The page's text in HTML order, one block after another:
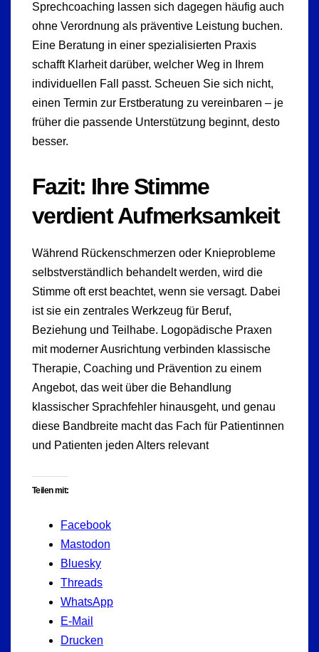
Sprechcoaching lassen sich dagegen häufig auch
ohne Verordnung als präventive Leistung buchen.
Eine Beratung in einer spezialisierten Praxis
schafft Klarheit darüber, welcher Weg in Ihrem
individuellen Fall passt. Scheuen Sie sich nicht,
einen Termin zur Erstberatung zu vereinbaren – je
früher die passende Unterstützung beginnt, desto
besser.
Fazit: Ihre Stimme
verdient Aufmerksamkeit
Während Rückenschmerzen oder Knieprobleme
selbstverständlich behandelt werden, wird die
Stimme oft erst beachtet, wenn sie versagt. Dabei
ist sie ein zentrales Werkzeug für Beruf,
Beziehung und Teilhabe. Logopädische Praxen
mit moderner Ausrichtung verbinden klassische
Therapie, Coaching und Prävention zu einem
Angebot, das weit über die Behandlung
klassischer Sprachfehler hinausgeht, und genau
diese Bandbreite macht das Fach für Patientinnen
und Patienten jeden Alters relevant
Teilen mit:
Facebook
Mastodon
Bluesky
Threads
WhatsApp
E-Mail
Drucken